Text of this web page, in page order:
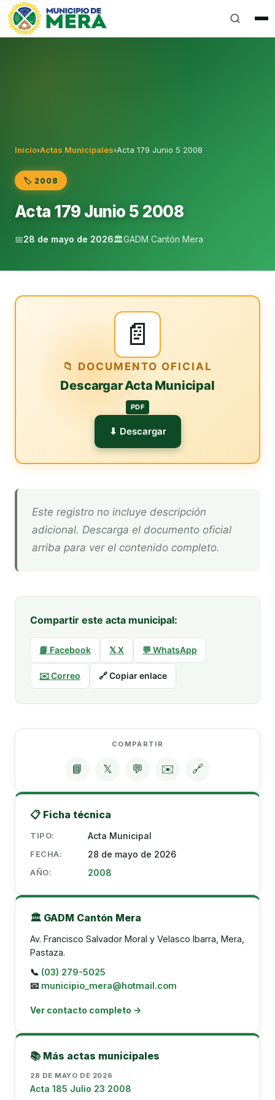
Gobierno Autónomo Descentralizado Municipal del
Inicio›Actas Municipales›Acta 179 Junio 5 2008
🏷️ 2008
Acta 179 Junio 5 2008
📅28 de mayo de 2026🏛️GADM Cantón Mera
📄
📁 DOCUMENTO OFICIAL
Descargar Acta Municipal
PDF
⬇ Descargar
Este registro no incluye descripción
adicional. Descarga el documento oficial
arriba para ver el contenido completo.
Compartir este acta municipal:
📘 Facebook 𝕏 X 💬 WhatsApp
✉️ Correo 🔗 Copiar enlace
COMPARTIR
📘 𝕏 💬 ✉️ 🔗
📋 Ficha técnica
TIPO: Acta Municipal
FECHA: 28 de mayo de 2026
AÑO: 2008
🏛️ GADM Cantón Mera
Av. Francisco Salvador Moral y Velasco Ibarra, Mera,
Pastaza.
📞 (03) 279-5025
📧 municipio_mera@hotmail.com
Ver contacto completo →
📚 Más actas municipales
28 DE MAYO DE 2026
Acta 185 Julio 23 2008